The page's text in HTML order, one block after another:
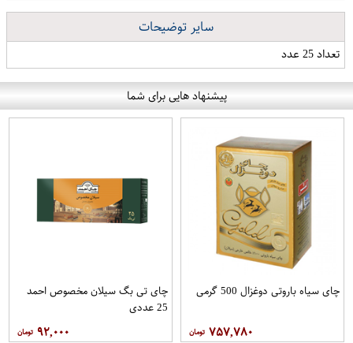
سایر توضیحات
تعداد 25 عدد
پیشنهاد هایی برای شما
چای سیاه باروتی دوغزال 500 گرمی
۷۵۷,۷۸۰
چای تی بگ سیلان مخصوص احمد
25 عددی
۹۲,۰۰۰